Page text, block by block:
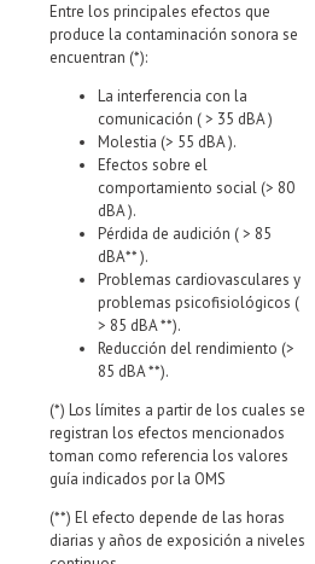
Entre los principales efectos que
produce la contaminación sonora se
encuentran (*):
La interferencia con la
comunicación ( > 35 dBA )
Molestia (> 55 dBA ).
Efectos sobre el
comportamiento social (> 80
dBA ).
Pérdida de audición ( > 85
dBA** ).
Problemas cardiovasculares y
problemas psicofisiológicos (
> 85 dBA **).
Reducción del rendimiento (>
85 dBA **).
(*) Los límites a partir de los cuales se
registran los efectos mencionados
toman como referencia los valores
guía indicados por la OMS
(**) El efecto depende de las horas
diarias y años de exposición a niveles